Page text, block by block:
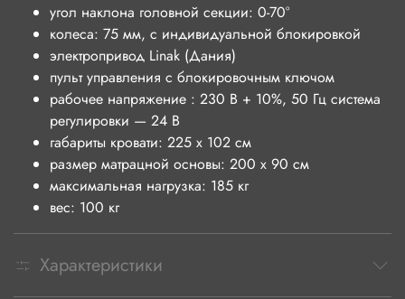
угол наклона головной секции: 0-70°
колеса: 75 мм, с индивидуальной блокировкой
электропривод Linak (Дания)
пульт управления с блокировочным ключом
рабочее напряжение : 230 В + 10%, 50 Гц система
регулировки — 24 В
габариты кровати: 225 х 102 см
размер матрацной основы: 200 х 90 см
максимальная нагрузка: 185 кг
вес: 100 кг
Характеристики